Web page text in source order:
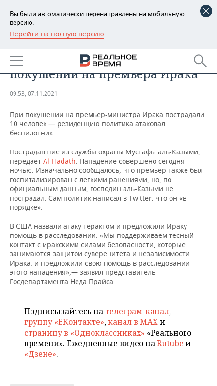
Вы были автоматически перенаправлены на мобильную
версию.
Перейти на полную версию
РЕГИОНЫ
БАШКОРТОСТАН
ТАТАРСТАН
НОВОСТИ
АНАЛИТИКА
ДЕКЛАРАЦИИ О ДОХОДАХ
ВУЗЫ ТАТАРСТАНА
КОМУ ПРИНАДЛЕЖАТ
ТОРГОВЫЕ ЦЕНТРЫ
ТАТАРСТАНА
НОВОСТИ ЭКОНОМИКИ
БАНКИ
БЮДЖЕТ
ИНВЕСТИЦИИ
ПРОМЫШЛЕННОСТЬ
ПРОМЫШЛЕННОСТИ
АГРОПРОМ
МАШИНОСТРОЕНИЕ
НЕФТЬ
ОПК
ЭНЕРГЕТИКА
НОВОСТИ НЕДВИЖИМОСТИ
АВТО
НОВОСТИ АВТО
БИЗНЕС
НОВОСТИ БИЗНЕСА
РОЗНИЧНАЯ ТОРГОВЛЯ
ТРАНСПОРТ
УСЛУГИ
ТЕХНОЛОГИИ
НОВОСТИ ТЕХНОЛОГИЙ
IT
МЕДИА
МЕРОПРИЯТИЯ
НОВОСТИ МЕРОПРИЯТИЙ
ВЫЕЗДНАЯ РЕДАКЦИЯ
ONLINE-КОНФЕРЕНЦИИ
ОТКРЫТАЯ ЛЕКЦИЯ
СПОРТ
НОВОСТИ СПОРТА
ХОККЕЙ
БАСКЕТБОЛ
ВОЛЕЙБОЛ
ОБЩЕСТВО
ВЛАСТЬ
ИНФРАСТРУКТУРА
ИСТОРИЯ
СЮЖЕТЫ
СПРАВОЧНИК
СПИСОК ПЕРСОН
ПОЛНАЯ ВЕРСИЯ
Десять человек пострадали при
покушении на премьера Ирака
09:53, 07.11.2021
При покушении на премьер-министра Ирака пострадали
10 человек — резиденцию политика атаковал
беспилотник.
Пострадавшие из службы охраны Мустафы аль-Казыми,
передает Al-Hadath. Нападение совершено сегодня
ночью. Изначально сообщалось, что премьер также был
госпитализирован с легкими ранениями, но, по
официальным данным, господин аль-Казыми не
пострадал. Сам политик написал в Twitter, что он «в
порядке».
В США назвали атаку терактом и предложили Ираку
помощь в расследовании: «Мы поддерживаем тесный
контакт с иракскими силами безопасности, которые
занимаются защитой суверенитета и независимости
Ирака, и предложили свою помощь в расследовании
этого нападения»,— заявил представитель
Госдепартамента Неда Прайса.
Подписывайтесь на телеграм-канал,
группу «ВКонтакте»,канал в MAXи
страницу в «Одноклассниках» «Реального
времени». Ежедневные видео наRutube и
«Дзене».